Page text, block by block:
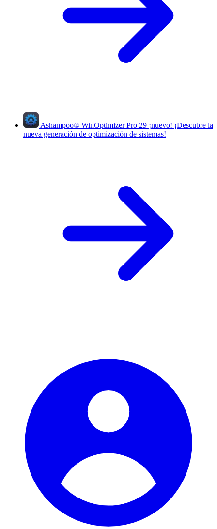
Ashampoo® WinOptimizer Pro 29 ¡nuevo! ¡Descubre la
nueva generación de optimización de sistemas!